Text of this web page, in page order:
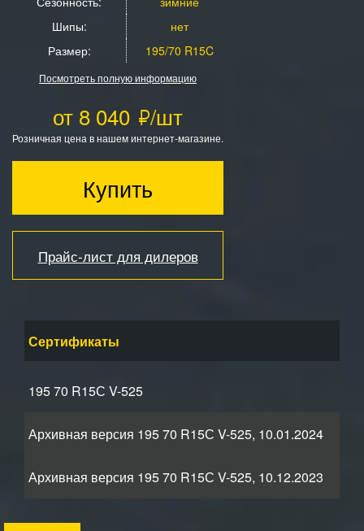
Шипы:
нет
Размер:
195/70 R15C
Посмотреть полную информацию
от 8 040 /шт
Розничная цена в нашем интернет-магазине.
Купить
Прайс-лист для дилеров
Сертификаты
195 70 R15С V-525
Архивная версия 195 70 R15С V-525, 10.01.2024
Архивная версия 195 70 R15С V-525, 10.12.2023